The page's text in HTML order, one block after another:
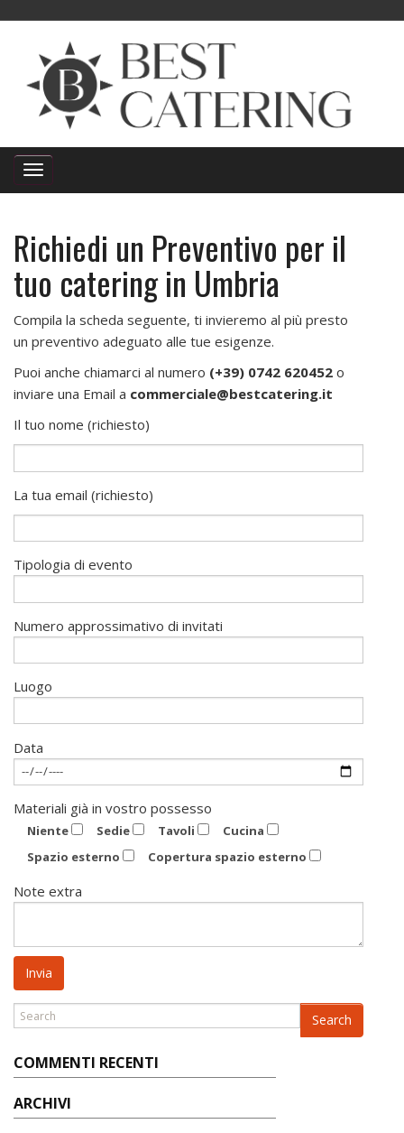
Richiedi un Preventivo per il
tuo catering in Umbria
Compila la scheda seguente, ti invieremo al più presto
un preventivo adeguato alle tue esigenze.
Puoi anche chiamarci al numero (+39) 0742 620452 o
inviare una Email a commerciale@bestcatering.it
Il tuo nome (richiesto)
La tua email (richiesto)
Tipologia di evento
Numero approssimativo di invitati
Luogo
Data
Materiali già in vostro possesso
Niente Sedie Tavoli
Cucina
Spazio esterno
Copertura spazio esterno
Note extra
Search
COMMENTI RECENTI
ARCHIVI